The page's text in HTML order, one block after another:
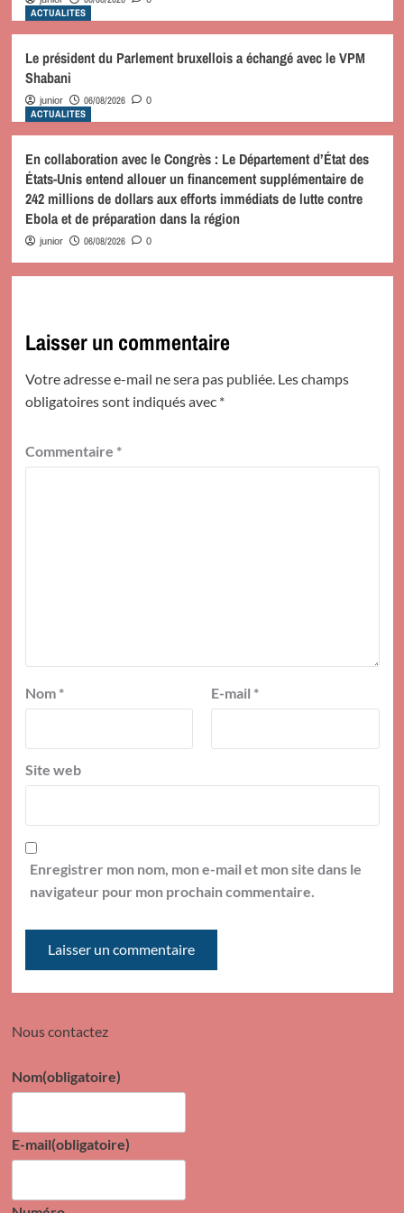
ACTUALITES
Le président du Parlement bruxellois a échangé avec le VPM
Shabani
junior 06/08/2026 0
ACTUALITES
En collaboration avec le Congrès : Le Département d’État des
États-Unis entend allouer un financement supplémentaire de
242 millions de dollars aux efforts immédiats de lutte contre
Ebola et de préparation dans la région
junior 06/08/2026 0
Laisser un commentaire
Votre adresse e-mail ne sera pas publiée. Les champs
obligatoires sont indiqués avec *
Commentaire *
Nom * E-mail *
Site web
Enregistrer mon nom, mon e-mail et mon site dans le
navigateur pour mon prochain commentaire.
Nous contactez
Nom(obligatoire)
E-mail(obligatoire)